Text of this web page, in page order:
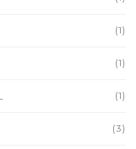
(1)
(1)
(1)
(3)